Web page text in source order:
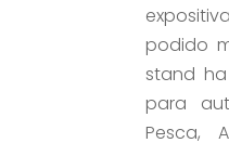
podido
stand
para
Pesca,